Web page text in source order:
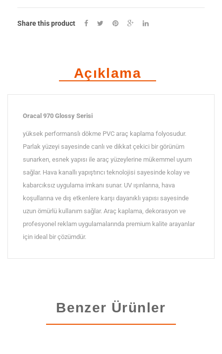
green
adet
Share this product
Açıklama
Oracal 970 Glossy Serisi
yüksek performanslı dökme PVC araç kaplama folyosudur.
Parlak yüzeyi sayesinde canlı ve dikkat çekici bir görünüm
sunarken, esnek yapısı ile araç yüzeylerine mükemmel uyum
sağlar. Hava kanallı yapıştırıcı teknolojisi sayesinde kolay ve
kabarcıksız uygulama imkanı sunar. UV ışınlarına, hava
koşullarına ve dış etkenlere karşı dayanıklı yapısı sayesinde
uzun ömürlü kullanım sağlar. Araç kaplama, dekorasyon ve
profesyonel reklam uygulamalarında premium kalite arayanlar
için ideal bir çözümdür.
Benzer Ürünler